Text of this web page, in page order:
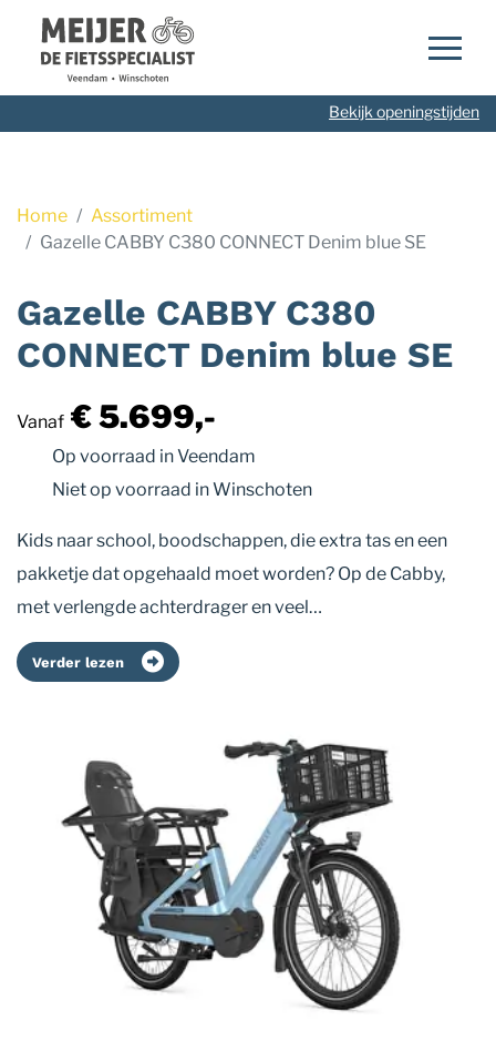
Navigatie
Bekijk openingstijden
Home
Assortiment
Gazelle CABBY C380 CONNECT Denim blue SE
Gazelle CABBY C380
CONNECT Denim blue SE
Vanaf € 5.699,-
Op voorraad in Veendam
Niet op voorraad in Winschoten
Kids naar school, boodschappen, die extra tas en een
pakketje dat opgehaald moet worden? Op de Cabby,
met verlengde achterdrager en veel…
Verder lezen